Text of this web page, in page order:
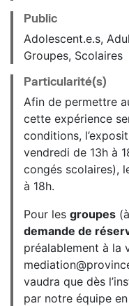
Public
Adolescent.e.s,
Groupes, Scolaires
Particularité(s)
Afin de permettre
cette expérience
conditions,
vendredi de 13h à
congés scolaires),
à 18h.
Pour les groupes
demande de
préalablement à la
vaudra que dès
par notre équipe